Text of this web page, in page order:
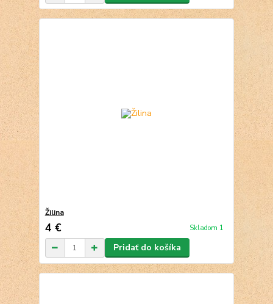
Žilina
4 € Skladom 1
Pridať do košíka